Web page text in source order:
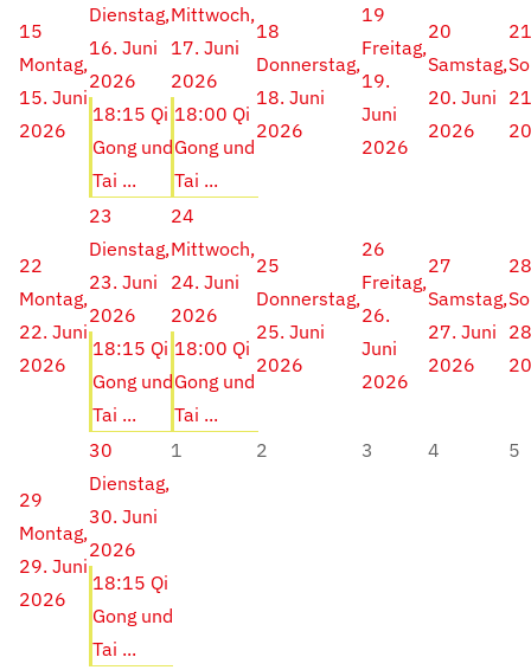
15
Montag,
15. Juni
2026
Dienstag,
16. Juni
2026
18:15 Qi
Gong und
Tai ...
Mittwoch,
17. Juni
2026
18:00 Qi
Gong und
Tai ...
18
Donnerstag,
18. Juni
2026
19
Freitag,
19.
Juni
2026
20
Samstag,
20. Juni
2026
21
22
Montag,
22. Juni
2026
23
Dienstag,
23. Juni
2026
18:15 Qi
Gong und
Tai ...
24
Mittwoch,
24. Juni
2026
18:00 Qi
Gong und
Tai ...
25
Donnerstag,
25. Juni
2026
26
Freitag,
26.
Juni
2026
27
Samstag,
27. Juni
2026
28
29
Montag,
29. Juni
2026
30
Dienstag,
30. Juni
2026
18:15 Qi
Gong und
Tai ...
1 2 3 4 5